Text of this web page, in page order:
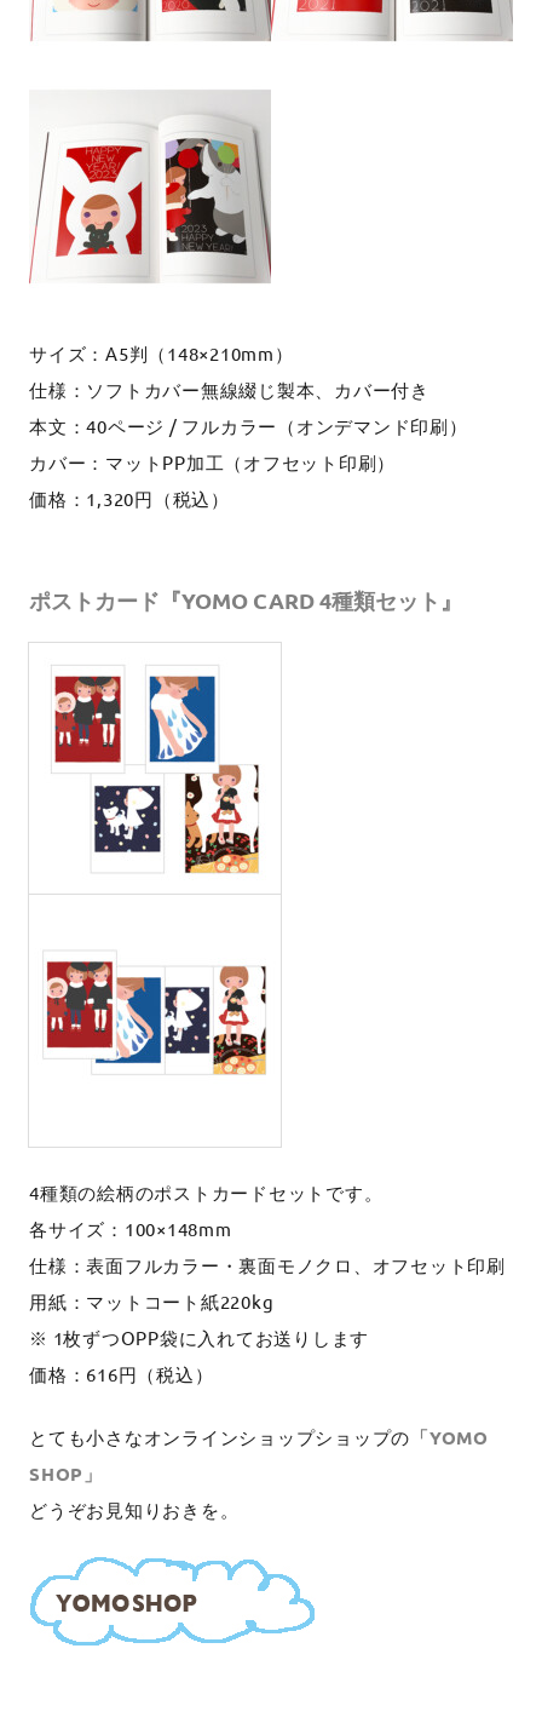
サイズ：A5判（148×210mm）
仕様：ソフトカバー無線綴じ製本、カバー付き
本文：40ページ / フルカラー（オンデマンド印刷）
カバー：マットPP加工（オフセット印刷）
価格：1,320円（税込）
ポストカード『YOMO CARD 4種類セット』
4種類の絵柄のポストカードセットです。
各サイズ：100×148mm
仕様：表面フルカラー・裏面モノクロ、オフセット印刷
用紙：マットコート紙220kg
※ 1枚ずつOPP袋に入れてお送りします
価格：616円（税込）
とても小さなオンラインショップショップの 「YOMO
SHOP」
どうぞお見知りおきを。